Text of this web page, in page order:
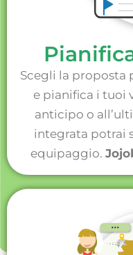
Scegli la proposta
e pianifica i tuoi
anticipo o
integrata potrai
equipaggio.